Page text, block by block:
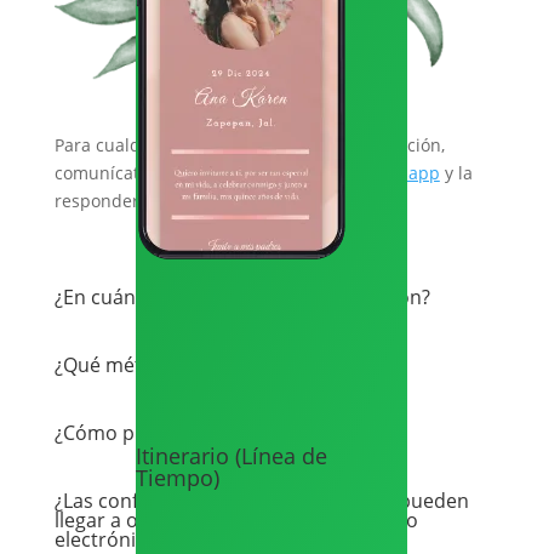
Itinerario (Línea de
Tiempo)
Para cualquier duda no incluída a continuación,
comunícate con nosotros a través de
Whatsapp y la
responderemos a la brevedad.
¿En cuánto tiempo recibiré mi invitación?
¿Qué métodos de pago aceptan?
¿Cómo puedo mandar la invitación?
¿Las confirmaciones de mis invitados pueden
llegar a otro lugar que no sea mi correo
electrónico?